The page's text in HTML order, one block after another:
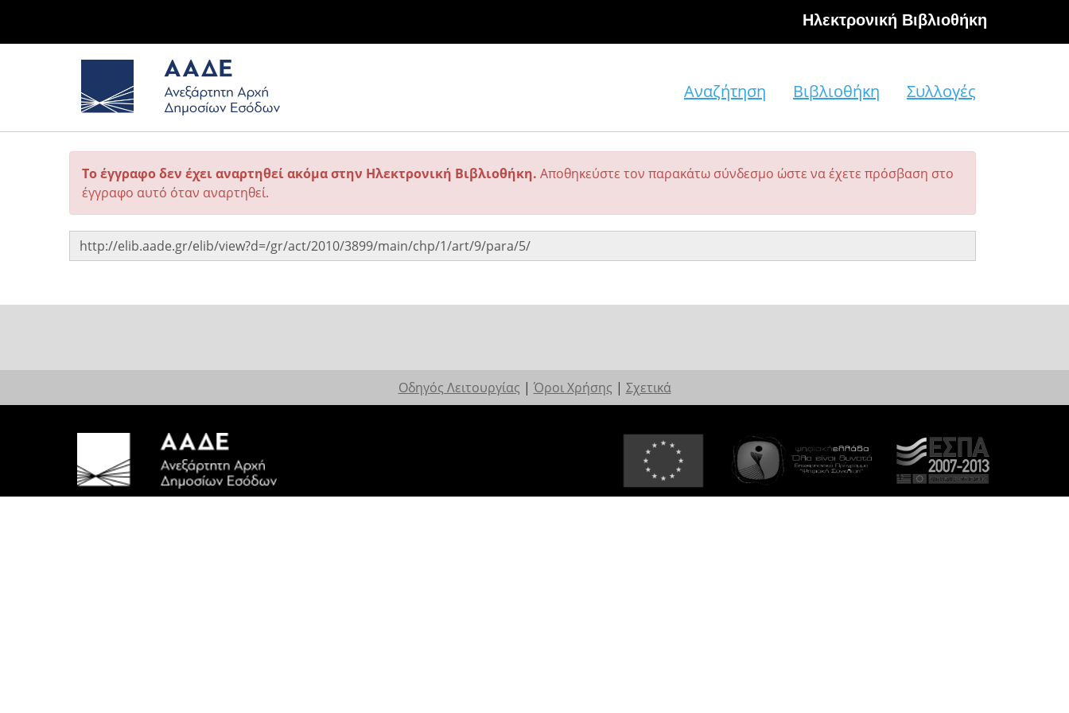
Hλεκτρονική Βιβλιοθήκη
Αναζήτηση Βιβλιοθήκη Συλλογές
Το έγγραφο δεν έχει αναρτηθεί ακόμα στην Ηλεκτρονική Βιβλιοθήκη. Αποθηκεύστε τον παρακάτω σύνδεσμο ώστε να έχετε πρόσβαση στο
έγγραφο αυτό όταν αναρτηθεί.
Οδηγός Λειτουργίας | Όροι Χρήσης | Σχετικά